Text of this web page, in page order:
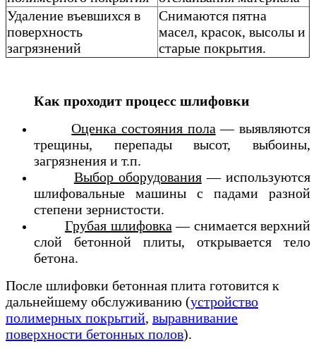
Удаление въевшихся в
поверхность
загрязнений
Снимаются пятна
масел, красок, высолы и
старые покрытия.
Как проходит процесс шлифовки
Оценка состояния пола— выявляются
трещины, перепады высот, выбоины,
загрязнения и т.п.
Выбор оборудования— используются
шлифовальные машины с падами разной
степени зернистости.
Грубая шлифовка— снимается верхний
слой бетонной плиты, открывается тело
бетона.
После шлифовки бетонная плита готовится к
дальнейшему обслуживанию (устройство
полимерных покрытий, выравнивание
поверхности бетонных полов).